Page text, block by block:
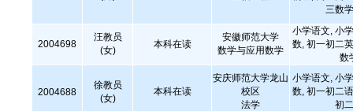
三数
2004698
汪教员
(女)
本科在读
安徽师范大学
数学与应用数学
小学语文, 小
数, 初一初二
数
2004688
徐教员
(女)
本科在读
安庆师范大学龙山
校区
法学
小学语文, 小
数, 初一初二
初